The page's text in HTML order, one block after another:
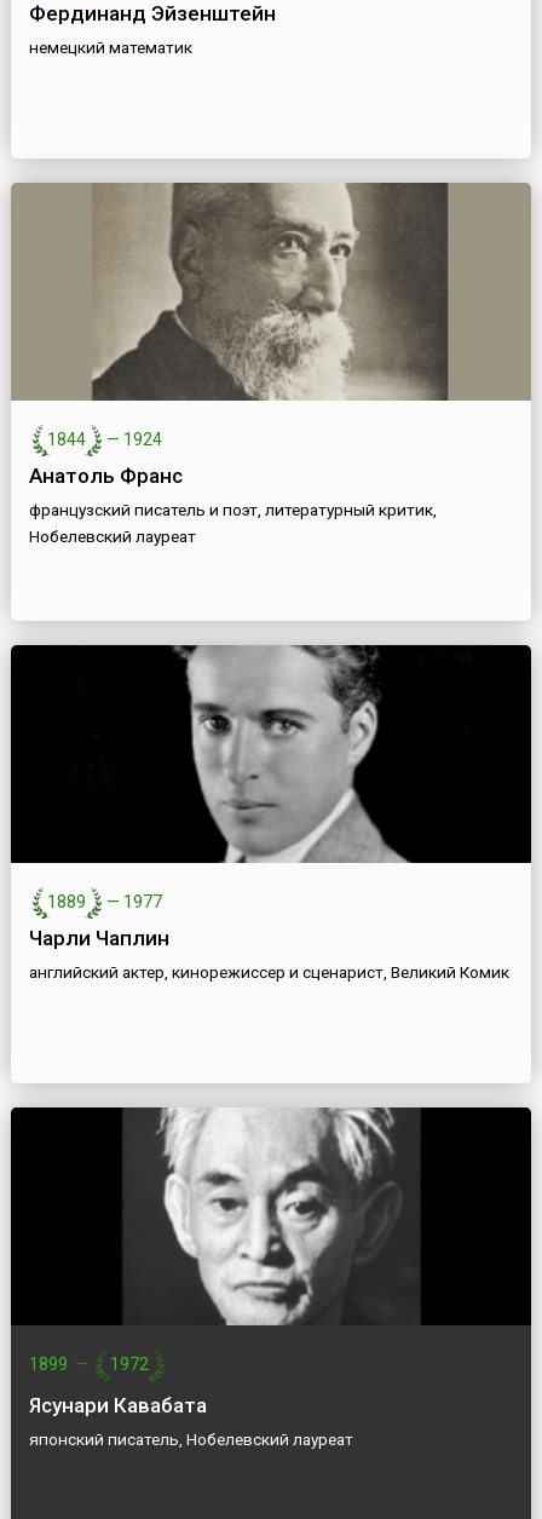
Фердинанд Эйзенштейн
немецкий математик
1844 — 1924
Анатоль Франс
французский писатель и поэт, литературный критик,
Нобелевский лауреат
1889 — 1977
Чарли Чаплин
английский актер, кинорежиссер и сценарист, Великий Комик
1899 — 1972
Ясунари Кавабата
японский писатель, Нобелевский лауреат